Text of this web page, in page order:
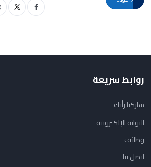
روابط سريعة
شاركنا رأيك
البوابة الإلكترونية
وظائف
اتصل بنا